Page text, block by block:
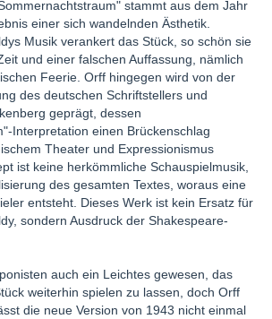
stammt aus dem Jahr
einer sich wandelnden Ästhetik.
Musik verankert das Stück, so schön sie
und einer falschen Auffassung, nämlich
Feerie. Orff hingegen wird von der
des deutschen Schriftstellers und
geprägt, dessen
Interpretation einen Brückenschlag
Theater und Expressionismus
ist keine herkömmliche Schauspielmusik,
des gesamten Textes, woraus eine
entsteht. Dieses Werk ist kein Ersatz für
sondern Ausdruck der Shakespeare-
auch ein Leichtes gewesen, das
weiterhin spielen zu lassen, doch Orff
die neue Version von 1943 nicht einmal